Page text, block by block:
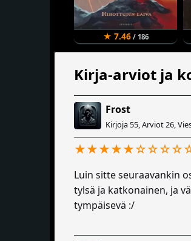
★ 7.46/ 186
Kirja-arviot ja
Frost
Kirjoja 55, Arviot 26,
Luin sitte seuraavankin
tylsä ja katkonainen, ja
tympäisevä :/